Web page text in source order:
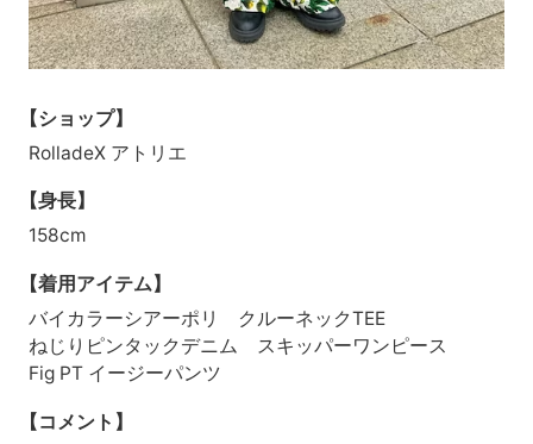
【ショップ】
RolladeX アトリエ
【身長】
158cm
【着用アイテム】
バイカラーシアーポリ クルーネックTEE
ねじりピンタックデニム スキッパーワンピース
Fig PT イージーパンツ
【コメント】